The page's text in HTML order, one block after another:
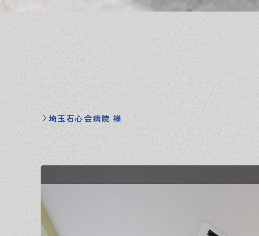
埼玉石心会病院 様